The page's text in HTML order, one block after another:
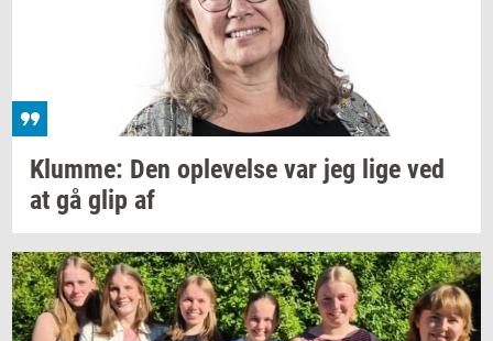
Klum­me: Den op­le­vel­se var jeg lige ved
at gå glip af